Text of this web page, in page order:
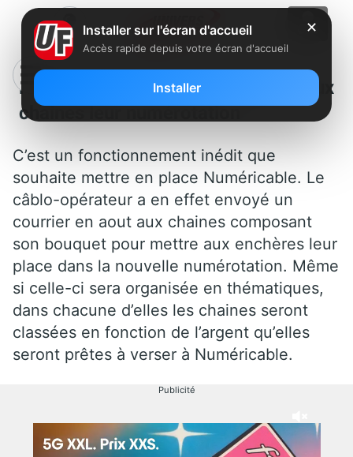
Numéricable veut faire payer aux
chaines leur numérotation
C’est un fonctionnement inédit que
souhaite mettre en place Numéricable. Le
câblo-opérateur a en effet envoyé un
courrier en aout aux chaines composant
son bouquet pour mettre aux enchères leur
place dans la nouvelle numérotation. Même
si celle-ci sera organisée en thématiques,
dans chacune d’elles les chaines seront
classées en fonction de l’argent qu’elles
seront prêtes à verser à Numéricable.
Publicité
✕
Installer sur l'écran d'accueil
Accès rapide depuis votre écran d'accueil
Installer